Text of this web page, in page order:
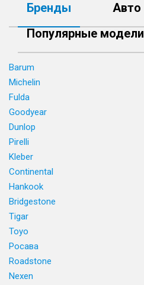
Бренды
Авто
Популярные модели
Barum
Michelin
Fulda
Goodyear
Dunlop
Pirelli
Kleber
Continental
Hankook
Bridgestone
Tigar
Toyo
Росава
Roadstone
Nexen